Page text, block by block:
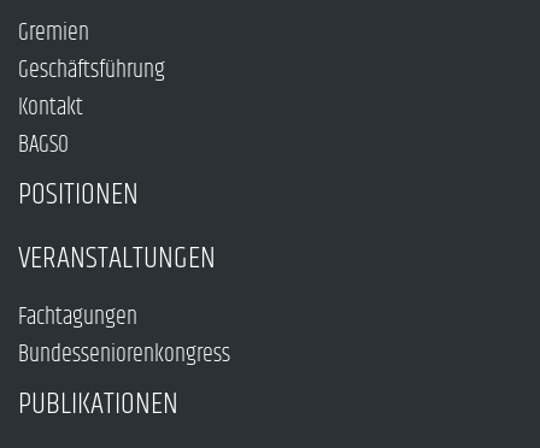
Gremien
Geschäftsführung
Kontakt
BAGSO
POSITIONEN
VERANSTALTUNGEN
Fachtagungen
Bundesseniorenkongress
PUBLIKATIONEN